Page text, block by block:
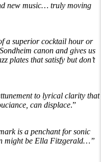
new music… truly moving
a superior cocktail hour or
canon and gives us
plates that satisfy but don’t
to lyrical clarity that
can displace.”
is a penchant for sonic
might be Ella Fitzgerald…”